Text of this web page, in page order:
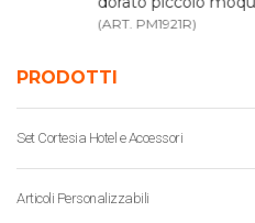
PRODOTTI
Set Cortesia Hotel e Accessori
Articoli Personalizzabili
(ART. PM1921R)